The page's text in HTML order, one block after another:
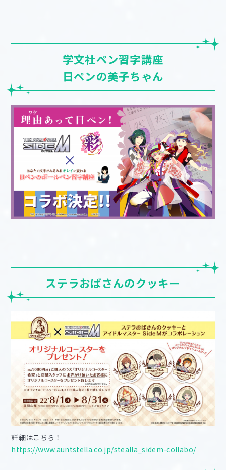
学文社ペン習字講座
日ペンの美子ちゃん
ステラおばさんのクッキー
詳細はこちら！
https://www.auntstella.co.jp/stealla_sidem-collabo/